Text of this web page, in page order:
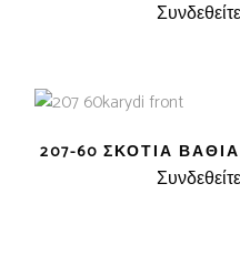
207-60 ΣΚΟΤΊΑ